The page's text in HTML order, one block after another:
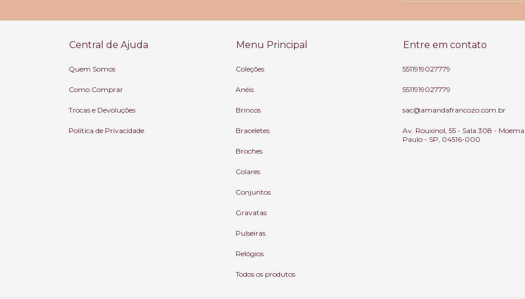
Central de Ajuda
Quem Somos
Como Comprar
Trocas e Devoluções
Politica de Privacidade
Menu Principal
Coleções
Anéis
Brincos
Braceletes
Broches
Colares
Conjuntos
Gravatas
Pulseiras
Relógios
Todos os produtos
Entre em contato
5511919027779
5511919027779
sac@amandafrancozo.com.br
Av. Rouxinol, 55 - Sala 308 -
Paulo - SP, 04516-000